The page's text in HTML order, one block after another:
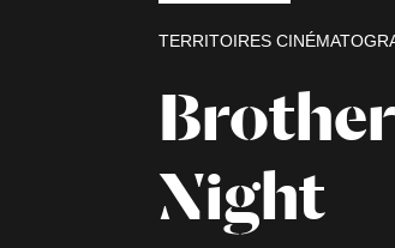
Night
TERRITOIRES